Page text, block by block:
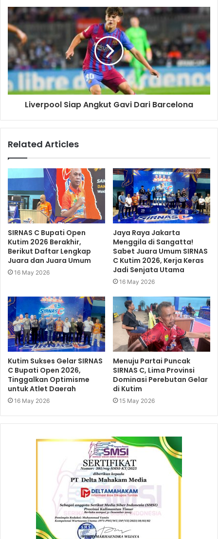
Liverpool Siap Angkut Gavi Dari Barcelona
Related Articles
SIRNAS C Bupati Open
Kutim 2026 Berakhir,
Berikut Daftar Lengkap
Juara dan Juara Umum
16 May 2026
Jaya Raya Jakarta
Menggila di Sangatta!
Sabet Juara Umum SIRNAS
C Kutim 2026, Kerja Keras
Jadi Senjata Utama
16 May 2026
Kutim Sukses Gelar SIRNAS
C Bupati Open 2026,
Tinggalkan Optimisme
untuk Atlet Daerah
16 May 2026
Menuju Partai Puncak
SIRNAS C, Lima Provinsi
Dominasi Perebutan Gelar
di Kutim
15 May 2026